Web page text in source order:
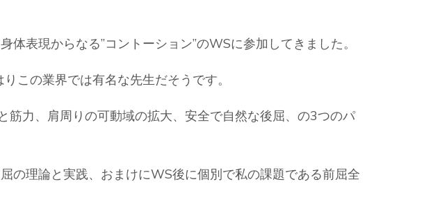
表現からなる”コントーション”のWSに参加してきました。
この業界では有名な先生だそうです。
力、肩周りの可動域の拡大、安全で自然な後屈、の3つのパ
の理論と実践、おまけにWS後に個別で私の課題である前屈全